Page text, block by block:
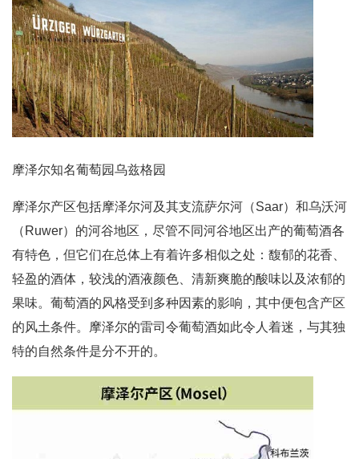
摩泽尔知名葡萄园乌兹格园
摩泽尔产区包括摩泽尔河及其支流萨尔河（Saar）和乌沃河
（Ruwer）的河谷地区，尽管不同河谷地区出产的葡萄酒各
有特色，但它们在总体上有着许多相似之处：馥郁的花香、
轻盈的酒体，较浅的酒液颜色、清新爽脆的酸味以及浓郁的
果味。葡萄酒的风格受到多种因素的影响，其中便包含产区
的风土条件。摩泽尔的雷司令葡萄酒如此令人着迷，与其独
特的自然条件是分不开的。